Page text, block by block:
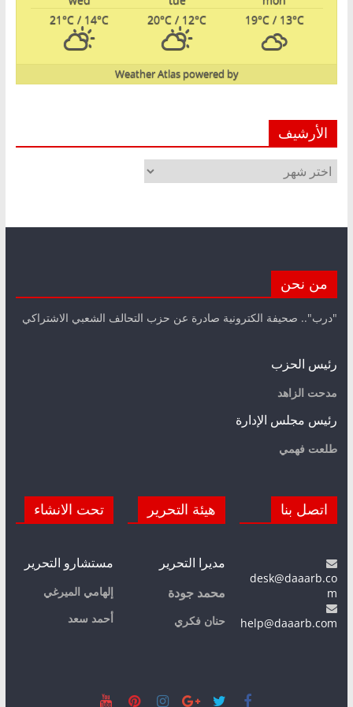
19°C/ 13°C
20°C / 12°C
21°C / 14°C
powered by
Weather Atlas
الأرشيف
الأرشيف
من نحن
"درب".. صحيفة الكترونية صادرة عن حزب التحالف الشعبي الاشتراكي
رئيس الحزب
مدحت الزاهد
رئيس مجلس الإدارة
طلعت فهمي
اتصل بنا
desk@daaarb.co
m
help@daaarb.com
هيئة التحرير
مديرا التحرير
محمد جودة
حنان فكري
تحت الانشاء
مستشارو التحرير
إلهامي الميرغي
أحمد سعد